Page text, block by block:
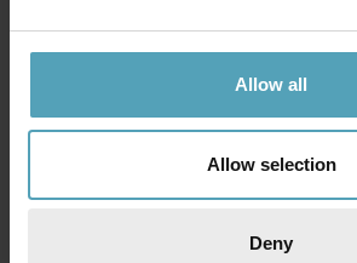
Allow all
Allow selection
Deny
1-2 vardagar (lagerförda
varor)
vara